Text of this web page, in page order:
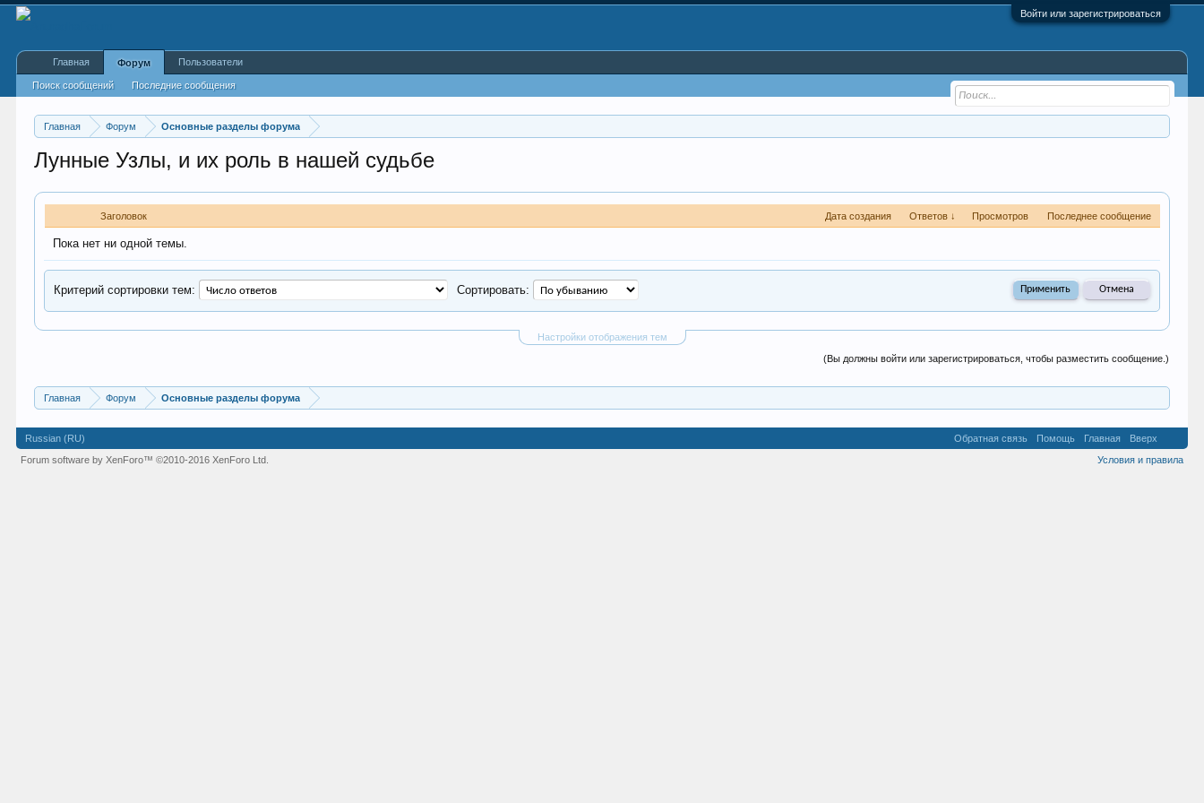
Войти или зарегистрироваться
Главная Форум Основные разделы форума
Лунные Узлы, и их роль в нашей судьбе
Заголовок Дата создания Ответов ↓ Просмотров Последнее сообщение
Пока нет ни одной темы.
Настройки отображения тем
Критерий сортировки тем: Сортировать:
(Вы должны войти или зарегистрироваться, чтобы разместить сообщение.)
Главная Форум Основные разделы форума
Главная Форум
Поиск сообщений Последние сообщения
Пользователи
Russian (RU) Обратная связь Помощь Главная
Вверх
Условия и правила
Forum software by XenForo™©2010-2016 XenForo Ltd.